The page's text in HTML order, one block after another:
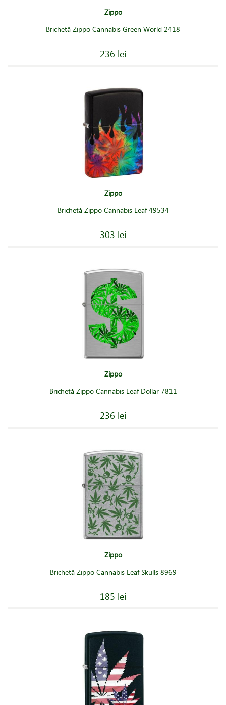
Zippo
Brichetă Zippo Cannabis Green World 2418
236 lei
Zippo
Brichetă Zippo Cannabis Leaf 49534
303 lei
Zippo
Brichetă Zippo Cannabis Leaf Dollar 7811
236 lei
Zippo
Brichetă Zippo Cannabis Leaf Skulls 8969
185 lei